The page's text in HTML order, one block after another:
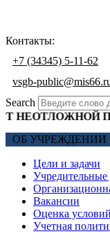
Контакты:
+7 (34345) 5-11-62
vsgb-
Search
ОБ УЧРЕЖДЕНИИ
Цели и задачи
Вакансии
Оценка
Учетная